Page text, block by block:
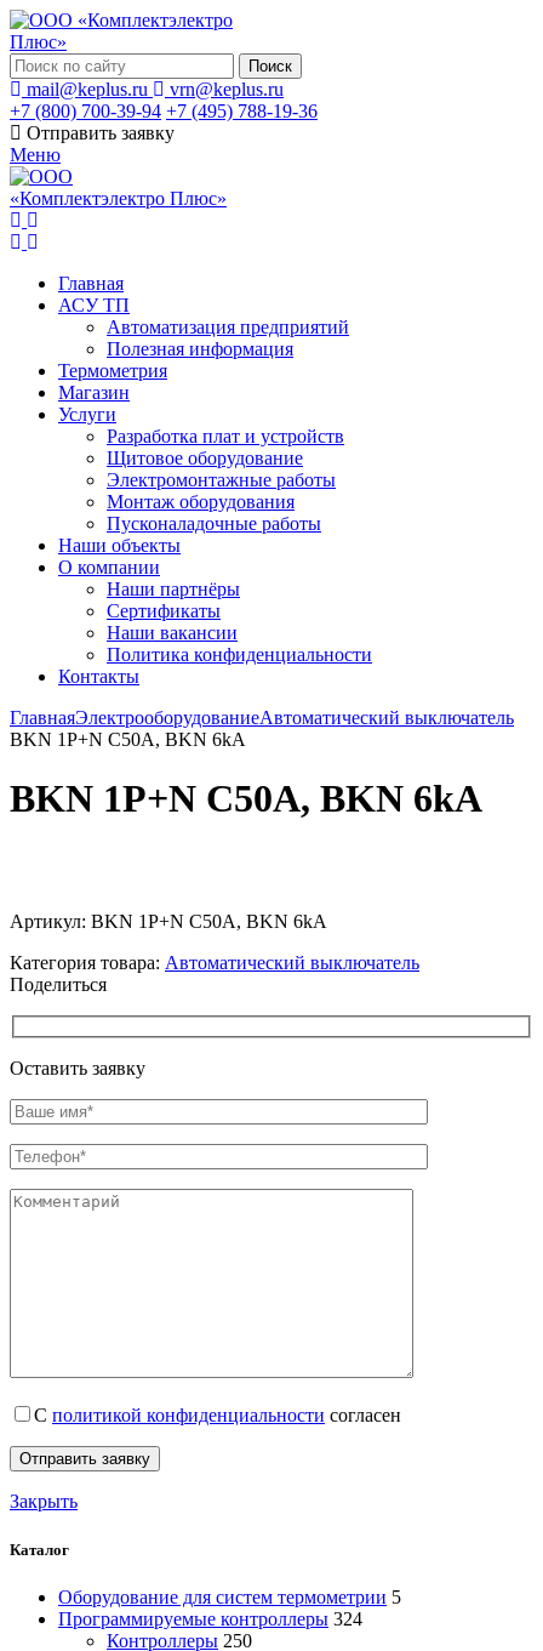
Поиск
mail@keplus.ru
vrn@keplus.ru
+7 (800) 700-39-94 +7 (495) 788-19-36
Отправить заявку
Меню
Главная
АСУ ТП
Автоматизация предприятий
Полезная информация
Термометрия
Магазин
Услуги
Разработка плат и устройств
Щитовое оборудование
Электромонтажные работы
Монтаж оборудования
Пусконаладочные работы
Наши объекты
О компании
Наши партнёры
Сертификаты
Наши вакансии
Политика конфиденциальности
Контакты
ГлавнаяЭлектрооборудованиеАвтоматический выключатель
BKN 1P+N C50A, BKN 6kA
BKN 1P+N C50A, BKN 6kA
Артикул: BKN 1P+N C50A, BKN 6kA
Категория товара: Автоматический выключатель
Поделиться
Оставить заявку
С политикой конфиденциальности согласен
Закрыть
Каталог
Оборудование для систем термометрии 5
Программируемые контроллеры 324
Контроллеры 250